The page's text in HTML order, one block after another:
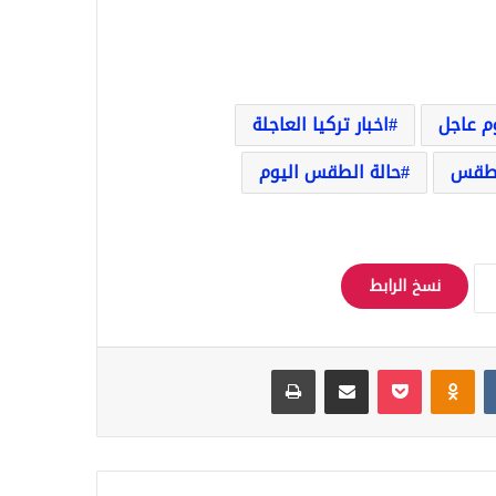
عاجل
اخبار تركيا العاجلة
حالة الطقس اليوم
نسخ الرابط
Odnoklassniki
‫Pocket مشاركة عبر البريد طباعة